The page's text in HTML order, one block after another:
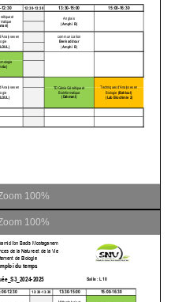
100%
100%